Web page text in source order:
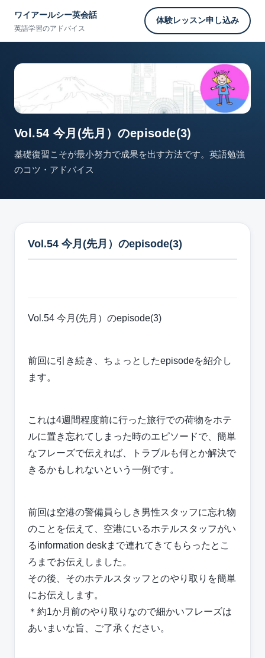
ワイアールシー英会話
英語学習のアドバイス
体験レッスン申し込み
Vol.54 今月(先月）のepisode(3)
基礎復習こそが最小努力で成果を出す方法です。英語勉強
のコツ・アドバイス
Vol.54 今月(先月）のepisode(3)
Vol.54 今月(先月）のepisode(3)
前回に引き続き、ちょっとしたepisodeを紹介し
ます。
これは4週間程度前に行った旅行での荷物をホテ
ルに置き忘れてしまった時のエピソードで、簡単
なフレーズで伝えれば、トラブルも何とか解決で
きるかもしれないという一例です。
前回は空港の警備員らしき男性スタッフに忘れ物
のことを伝えて、空港にいるホテルスタッフがい
るinformation deskまで連れてきてもらったとこ
ろまでお伝えしました。
その後、そのホテルスタッフとのやり取りを簡単
にお伝えします。
＊約1か月前のやり取りなので細かいフレーズは
あいまいな旨、ご了承ください。